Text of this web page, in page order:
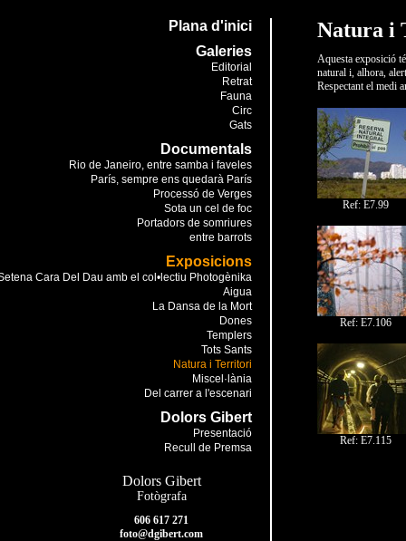
Plana d'inici
Galeries
Editorial
Retrat
Fauna
Circ
Gats
Documentals
Rio de Janeiro, entre samba i faveles
París, sempre ens quedarà París
Processó de Verges
Sota un cel de foc
Portadors de somriures
entre barrots
Exposicions
Cara Del Dau amb el col•lectiu Photogènika
Aigua
La Dansa de la Mort
Dones
Templers
Tots Sants
Natura i Territori
Miscel·lània
Del carrer a l'escenari
Dolors Gibert
Presentació
Recull de Premsa
Dolors Gibert
Fotògrafa
606 617 271
foto@dgibert.com
Natura i
Aquesta exposició
natural i, alhora,
Respectant el medi
Ref: E7.99
Ref: E7.106
Ref: E7.115